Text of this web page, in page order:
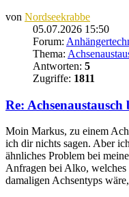
von Nordseekrabbe
05.07.2026 15:50
Forum:
Thema:
Antworten: 5
Zugriffe: 1811
Re: Achsenaustausch
Moin Markus, zu einem
ich dir nichts sagen. Aber
ähnliches Problem bei
Anfragen bei Alko, welches
damaligen Achsentyps